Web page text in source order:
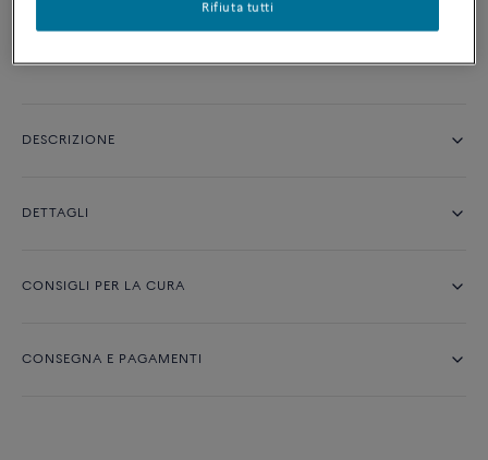
Contattataci per qualsiasi domanda sulle misure
DESCRIZIONE
DETTAGLI
CONSIGLI PER LA CURA
CONSEGNA E PAGAMENTI
Rifiuta tutti